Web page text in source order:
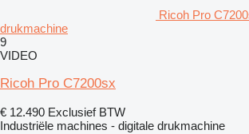
Ricoh Pro
drukmachine
9
VIDEO
Ricoh Pro C7200sx
€ 12.490 Exclusief BTW
Industriële machines - digitale drukmachine